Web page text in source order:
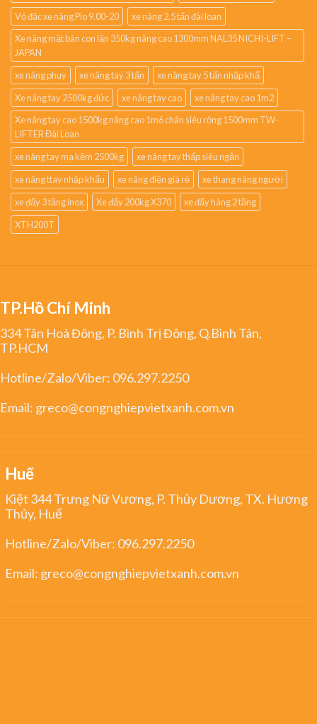
Vỏ đặc xe nâng Pio 9.00-20
xe nâng 2.5 tấn đài loan
Xe nâng mặt bàn con lăn 350kg nâng cao 1300mm NAL35 NICHI-LIFT –
JAPAN
xe nâng phuy
xe nâng tay 3 tấn
xe nâng tay 5 tấn nhập khẩ
Xe nâng tay 2500kg đức
xe nâng tay cao
xe nâng tay cao 1m2
Xe nâng tay cao 1500kg nâng cao 1m6 chân siêu rộng 1500mm TW-
LIFTER Đài Loan
xe nâng tay mạ kẽm 2500kg
xe nâng tay thấp siêu ngắn
xe nâng ttay nhập khẩu
xe nâng điện giá rẻ
xe thang nâng người
xe đẩy 3 tầng inox
Xe đẩy 200kg X370
xe đẩy hàng 2 tầng
XTH200T
TP.Hồ Chí Minh
334 Tân Hoà Đông, P. Bình Trị Đông, Q.Bình Tân,
TP.HCM
Hotline/Zalo/Viber: 096.297.2250
Email: greco@congnghiepvietxanh.com.vn
Huế
Kiệt 344 Trưng Nữ Vương, P. Thủy Dương, TX. Hương
Thủy, Huế
Hotline/Zalo/Viber: 096.297.2250
Email: greco@congnghiepvietxanh.com.vn